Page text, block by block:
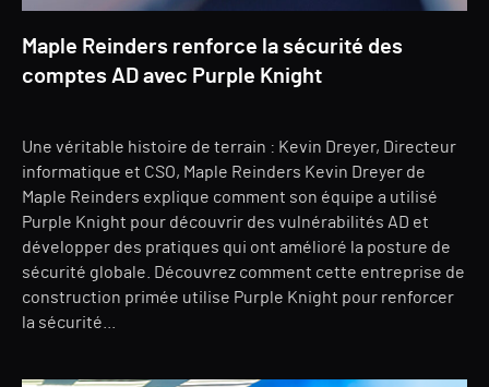
Maple Reinders renforce la sécurité des
comptes AD avec Purple Knight
Une véritable histoire de terrain : Kevin Dreyer, Directeur
informatique et CSO, Maple Reinders Kevin Dreyer de
Maple Reinders explique comment son équipe a utilisé
Purple Knight pour découvrir des vulnérabilités AD et
développer des pratiques qui ont amélioré la posture de
sécurité globale. Découvrez comment cette entreprise de
construction primée utilise Purple Knight pour renforcer
la sécurité...